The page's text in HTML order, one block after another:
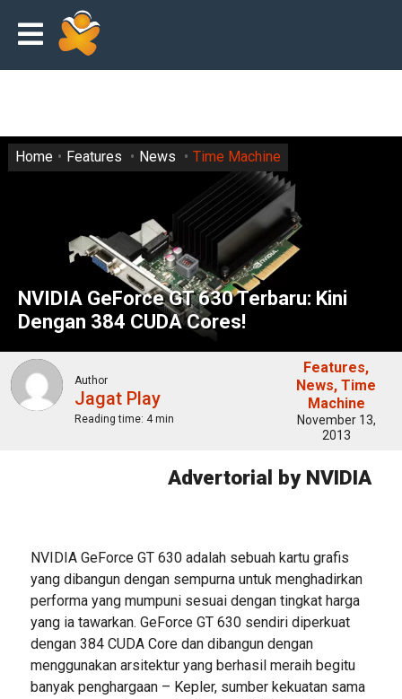
NVIDIA GeForce GT 630 Terbaru: Kini
Dengan 384 CUDA Cores!
Home Features News Time Machine
Author
Jagat Play
Reading time: 4 min
Features
News Time
Machine
November 13,
2013
Advertorial by NVIDIA
NVIDIA GeForce GT 630 adalah sebuah kartu grafis
yang dibangun dengan sempurna untuk menghadirkan
performa yang mumpuni sesuai dengan tingkat harga
yang ia tawarkan. GeForce GT 630 sendiri diperkuat
dengan 384 CUDA Core dan dibangun dengan
menggunakan arsitektur yang berhasil meraih begitu
banyak penghargaan – Kepler, sumber kekuatan sama